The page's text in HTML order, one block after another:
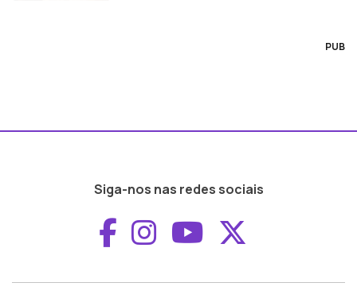
PUB
Siga-nos nas redes sociais
Aceder ao
Aceder ao
Aceder ao